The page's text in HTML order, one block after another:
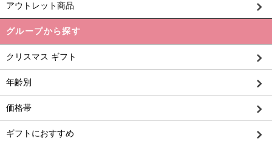
アウトレット商品
グループから探す
クリスマス ギフト
年齢別
価格帯
ギフトにおすすめ